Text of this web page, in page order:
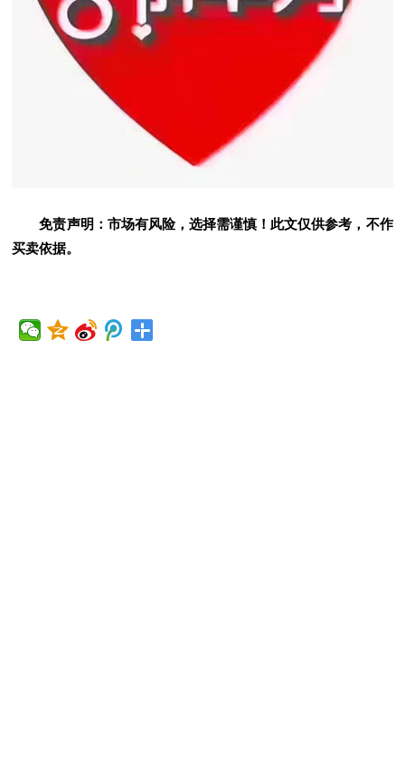
免责声明：市场有风险，选择需谨慎！此文仅供参考，不作
买卖依据。